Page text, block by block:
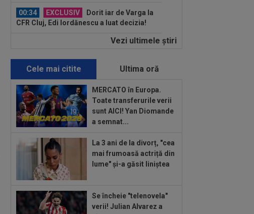
00:34
EXCLUSIV
Dorit iar de Varga la
CFR Cluj, Edi Iordănescu a luat decizia!
Gică Craioveanu a
00:12
Barcelona, 180 de milioane de
euro pentru Rodri!
00:08
Mai rău decât CFR Cluj: scorul
serii în Europa! La pauză erau conduși cu
0-2...
pentru transfer! Agentul său a ”rupt”
07:47
EXCLUSIV
Ar fi transferul verii!
Ilie Dumitrescu i-a spus lui Gigi Becali pe
07:24
”Au schimbat contractul”! Decizia
luată de Real Madrid pentru transferul
Vezi ultimele ştiri
Cele mai citite Ultima oră
MERCATO în Europa.
Toate transferurile verii
sunt AICI! Yan Diomande
a semnat...
La 3 ani de la divorț, "cea
mai frumoasă actriță din
lume" și-a găsit liniștea
Se încheie "telenovela"
verii! Julian Alvarez a